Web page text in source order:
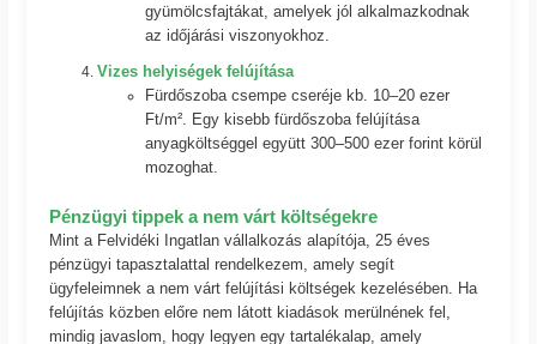
gyümölcsfajtákat, amelyek jól alkalmazkodnak
az időjárási viszonyokhoz.
Vizes helyiségek felújítása
Fürdőszoba csempe cseréje kb. 10–20 ezer
Ft/m². Egy kisebb fürdőszoba felújítása
anyagköltséggel együtt 300–500 ezer forint körül
mozoghat.
Pénzügyi tippek a nem várt költségekre
Mint a Felvidéki Ingatlan vállalkozás alapítója, 25 éves
pénzügyi tapasztalattal rendelkezem, amely segít
ügyfeleimnek a nem várt felújítási költségek kezelésében. Ha
felújítás közben előre nem látott kiadások merülnének fel,
mindig javaslom, hogy legyen egy tartalékalap, amely